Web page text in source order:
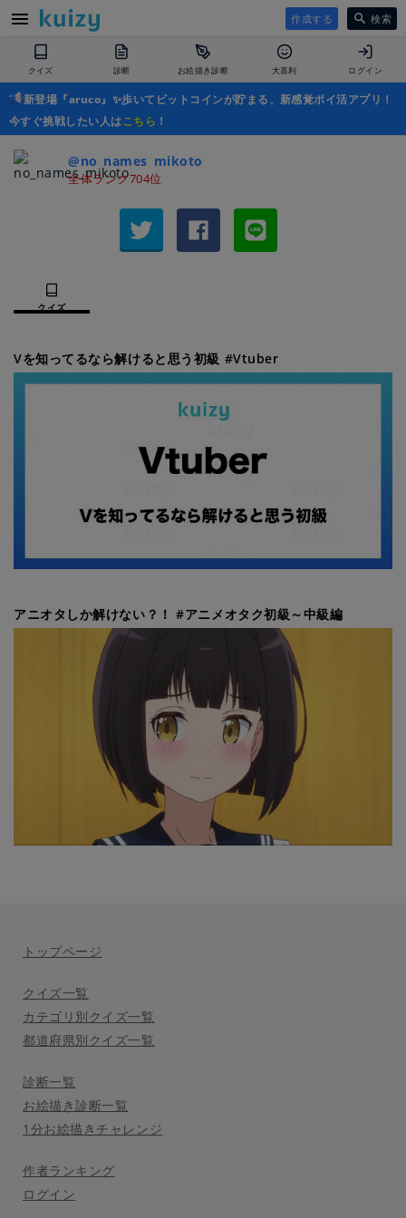
作成する 検索
クイズ 診断 お絵描き診断 大喜利 ログイン
新登場『aruco』✨歩いてビットコインが貯まる、新感覚ポイ活アプリ！
今すぐ挑戦したい人はこちら ！
@no_names_mikoto
全体ランク704位
クイズ
Vを知ってるなら解けると思う初級 #Vtuber
アニオタしか解けない？！ #アニメオタク初級～中級編
トップページ
クイズ一覧
カテゴリ別クイズ一覧
都道府県別クイズ一覧
診断一覧
お絵描き診断一覧
1分お絵描きチャレンジ
作者ランキング
ログイン